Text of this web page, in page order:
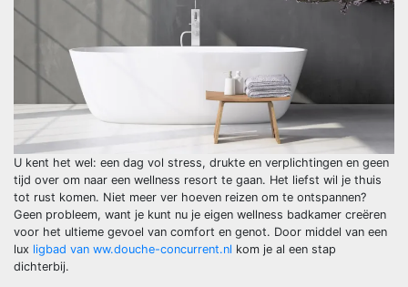
U kent het wel: een dag vol stress, drukte en verplichtingen en geen
tijd over om naar een wellness resort te gaan. Het liefst wil je thuis
tot rust komen. Niet meer ver hoeven reizen om te ontspannen?
Geen probleem, want je kunt nu je eigen wellness badkamer creëren
voor het ultieme gevoel van comfort en genot. Door middel van een
lux ligbad van ww.douche-concurrent.nl kom je al een stap
dichterbij.